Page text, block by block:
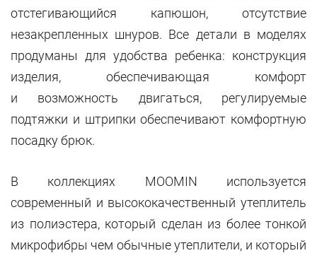
отстегивающийся капюшон, отсутствие
незакрепленных шнуров. Все детали в моделях
продуманы для удобства ребенка: конструкция
изделия, обеспечивающая комфорт
и возможность двигаться, регулируемые
подтяжки и штрипки обеспечивают комфортную
посадку брюк.
В коллекциях MOOMIN используется
современный и высококачественный утеплитель
из полиэстера, который сделан из более тонкой
микрофибры чем обычные утеплители, и который